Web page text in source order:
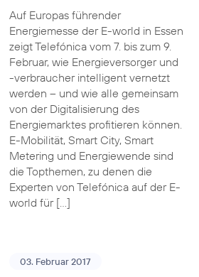
Auf Europas führender
Energiemesse der E-world in Essen
zeigt Telefónica vom 7. bis zum 9.
Februar, wie Energieversorger und
-verbraucher intelligent vernetzt
werden – und wie alle gemeinsam
von der Digitalisierung des
Energiemarktes profitieren können.
E-Mobilität, Smart City, Smart
Metering und Energiewende sind
die Topthemen, zu denen die
Experten von Telefónica auf der E-
world für […]
03. Februar 2017